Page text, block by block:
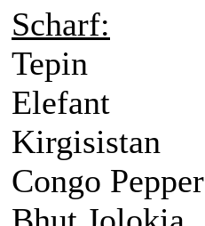
Scharf:
Tepin
Elefant
Kirgisistan
Congo Pepper